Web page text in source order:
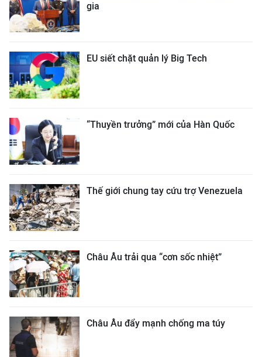
gia
EU siết chặt quản lý Big Tech
“Thuyền trưởng” mới của Hàn Quốc
Thế giới chung tay cứu trợ Venezuela
Châu Âu trải qua “cơn sốc nhiệt”
Châu Âu đẩy mạnh chống ma túy